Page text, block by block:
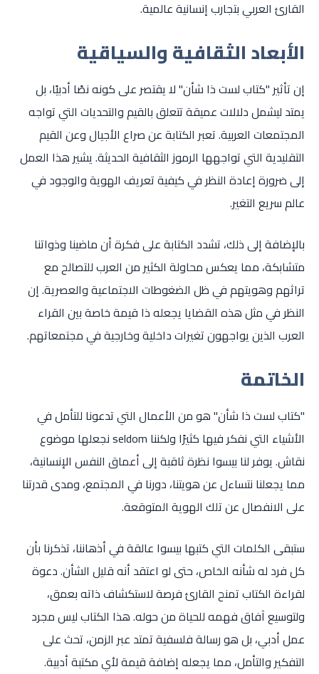
القارئ العربي بتجارب إنسانية عالمية.
الأبعاد الثقافية والسياقية
إن تأثير "كتاب لست ذا شأن" لا يقتصر على كونه نصًا أدبيًا، بل
يمتد ليشمل دلالات عميقة تتعلق بالقيم والتحديات التي تواجه
المجتمعات العربية. تعبر الكتابة عن صراع الأجيال وعن القيم
التقليدية التي تواجهها الرموز الثقافية الحديثة. يشير هذا العمل
إلى ضرورة إعادة النظر في كيفية تعريف الهوية والوجود في
عالم سريع التغير.
بالإضافة إلى ذلك، تشدد الكتابة على فكرة أن ماضينا وذواتنا
متشابكة، مما يعكس محاولة الكثير من العرب للتصالح مع
تراثهم وهويتهم في ظل الضغوطات الاجتماعية والعصرية. إن
النظر في مثل هذه القضايا يجعله ذا قيمة خاصة بين القراء
العرب الذين يواجهون تغيرات داخلية وخارجية في مجتمعاتهم.
الخاتمة
"كتاب لست ذا شأن" هو من الأعمال التي تدعونا للتأمل في
الأشياء التي نفكر فيها كثيرًا ولكننا seldom نجعلها موضوع
نقاش. يوفر لنا بيسوا نظرة ثاقبة إلى أعماق النفس الإنسانية،
مما يجعلنا نتساءل عن هويتنا، دورنا في المجتمع، ومدى قدرتنا
على الانفصال عن تلك الهوية المتوقعة.
ستبقى الكلمات التي كتبها بيسوا عالقة في أذهاننا، تذكرنا بأن
كل فرد له شأنه الخاص، حتى لو اعتقد أنه قليل الشأن. دعوة
لقراءة الكتاب تمنح القارئ فرصة لاستكشاف ذاته بعمق،
ولتوسيع آفاق فهمه للحياة من حوله. هذا الكتاب ليس مجرد
عمل أدبي، بل هو رسالة فلسفية تمتد عبر الزمن، تحث على
التفكير والتأمل، مما يجعله إضافة قيمة لأي مكتبة أدبية.